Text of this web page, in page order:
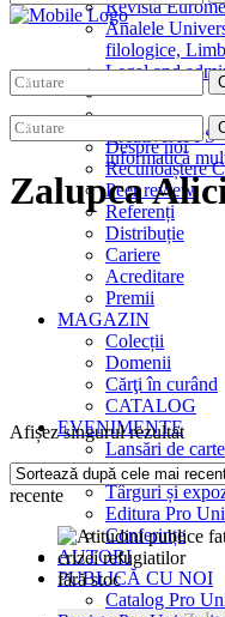
Revista
Analele
filologice,
Legal and
CreativeAPPS
informatică
EDITURA
Despre noi
Recunoaștere
Peer review
Referenți
Distribuție
Cariere
Acreditare
Premii
MAGAZIN
Colecții
Domenii
Cărţi în curând
CATALOG
EVENIMENTE
Lansări de carte
Interviuri
Târguri și
Editura Pro
Conferințe
AUTORI
PUBLICĂ CU NOI
Catalog Pro
Zalupca
Afișez singurul rezultat
recente
fără stoc